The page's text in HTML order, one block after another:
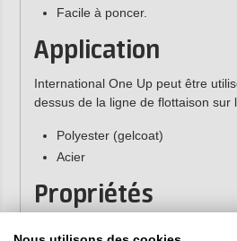
Facile à poncer.
Application
International One Up peut être
dessus de la ligne de flottaison sur
Polyester (gelcoat)
Acier
Propriétés